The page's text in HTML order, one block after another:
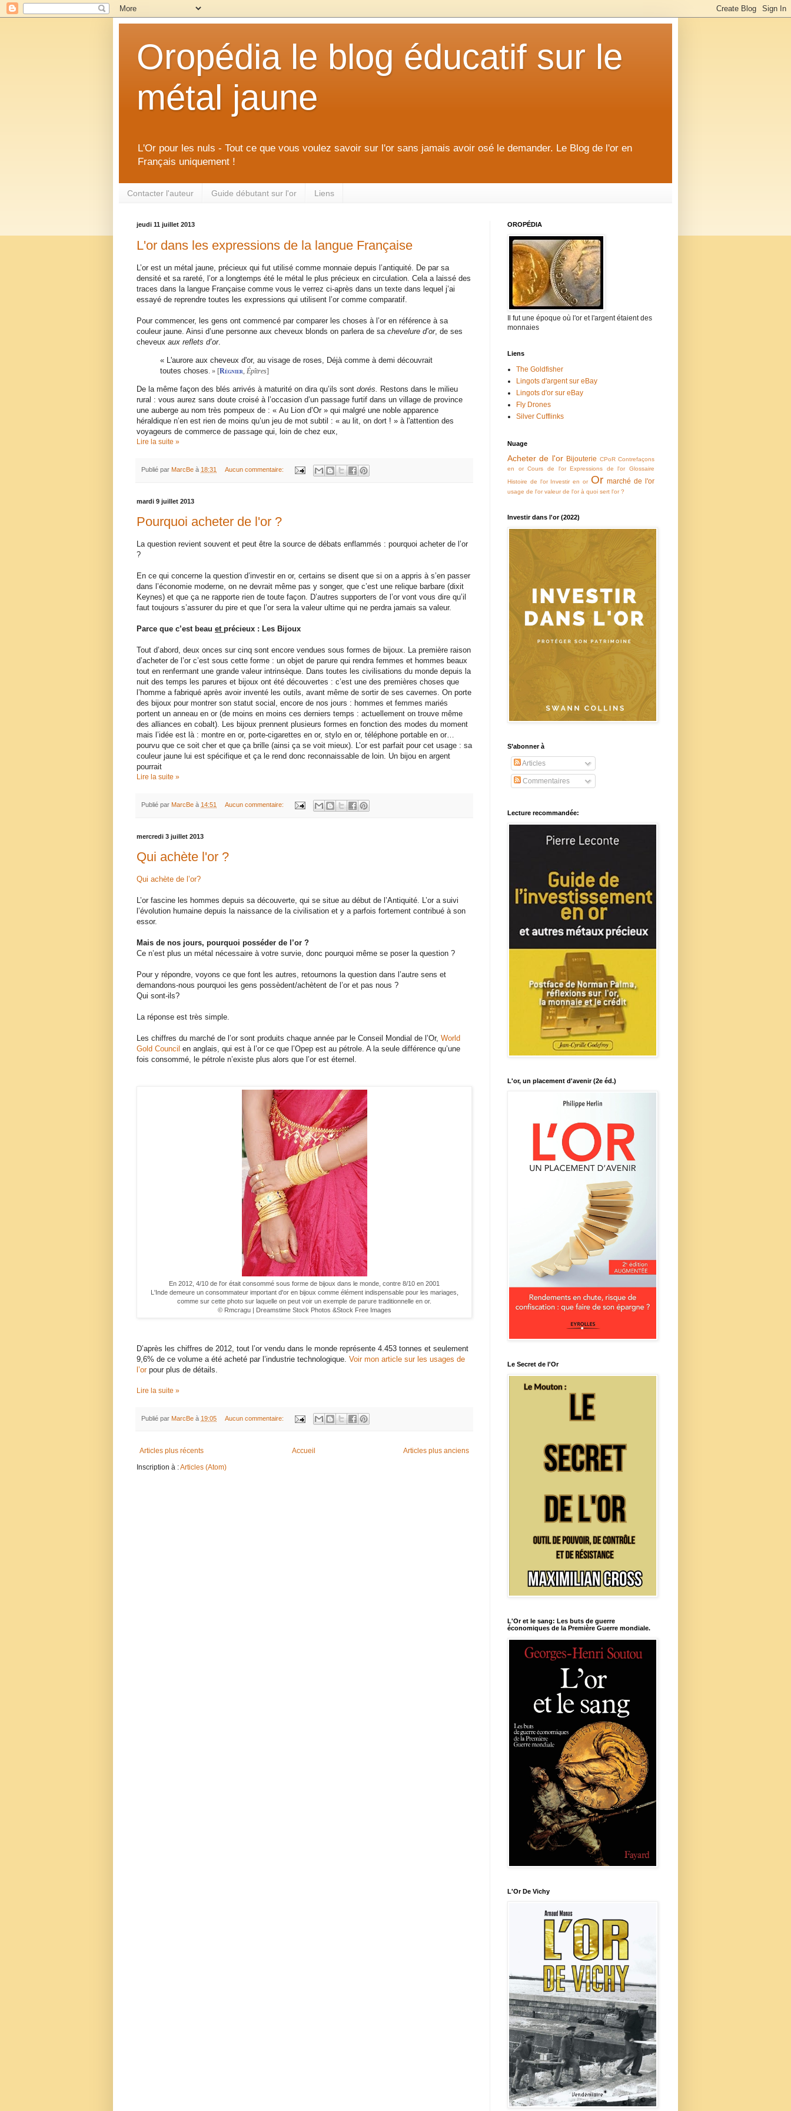
Oropédia le blog éducatif sur le
métal jaune
L'Or pour les nuls - Tout ce que vous voulez savoir sur l'or sans jamais avoir osé le demander. Le Blog de l'or en
Français uniquement !
Contacter l'auteur Guide débutant sur l'or Liens
jeudi 11 juillet 2013
L'or dans les expressions de la langue Française
L’or est un métal jaune, précieux qui fut utilisé comme monnaie depuis l’antiquité. De par sa
densité et sa rareté, l’or a longtemps été le métal le plus précieux en circulation. Cela a laissé des
traces dans la langue Française comme vous le verrez ci-après dans un texte dans lequel j’ai
essayé de reprendre toutes les expressions qui utilisent l’or comme comparatif.
Pour commencer, les gens ont commencé par comparer les choses à l’or en référence à sa
couleur jaune. Ainsi d’une personne aux cheveux blonds on parlera de sa chevelure d’or, de ses
cheveux aux reflets d’or.
« L'aurore aux cheveux d'or, au visage de roses, Déjà comme à demi découvrait
toutes choses. » [Régnier, Épîtres]
De la même façon des blés arrivés à maturité on dira qu’ils sont dorés. Restons dans le milieu
rural : vous aurez sans doute croisé à l’occasion d’un passage furtif dans un village de province
une auberge au nom très pompeux de : « Au Lion d’Or » qui malgré une noble apparence
héraldique n’en est rien de moins qu’un jeu de mot subtil : « au lit, on dort ! » à l'attention des
voyageurs de commerce de passage qui, loin de chez eux,
Lire la suite »
Publié par MarcBe à 18:31 Aucun commentaire:
mardi 9 juillet 2013
Pourquoi acheter de l'or ?
La question revient souvent et peut être la source de débats enflammés : pourquoi acheter de l’or
?
En ce qui concerne la question d’investir en or, certains se disent que si on a appris à s’en passer
dans l’économie moderne, on ne devrait même pas y songer, que c’est une relique barbare (dixit
Keynes) et que ça ne rapporte rien de toute façon. D’autres supporters de l’or vont vous dire qu’il
faut toujours s’assurer du pire et que l’or sera la valeur ultime qui ne perdra jamais sa valeur.
Parce que c’est beau et précieux : Les Bijoux
Tout d’abord, deux onces sur cinq sont encore vendues sous formes de bijoux. La première raison
d’acheter de l’or c’est sous cette forme : un objet de parure qui rendra femmes et hommes beaux
tout en renfermant une grande valeur intrinsèque. Dans toutes les civilisations du monde depuis la
nuit des temps les parures et bijoux ont été découvertes : c’est une des premières choses que
l’homme a fabriqué après avoir inventé les outils, avant même de sortir de ses cavernes. On porte
des bijoux pour montrer son statut social, encore de nos jours : hommes et femmes mariés
portent un anneau en or (de moins en moins ces derniers temps : actuellement on trouve même
des alliances en cobalt). Les bijoux prennent plusieurs formes en fonction des modes du moment
mais l’idée est là : montre en or, porte-cigarettes en or, stylo en or, téléphone portable en or…
pourvu que ce soit cher et que ça brille (ainsi ça se voit mieux). L’or est parfait pour cet usage : sa
couleur jaune lui est spécifique et ça le rend donc reconnaissable de loin. Un bijou en argent
pourrait
Lire la suite »
Publié par MarcBe à 14:51 Aucun commentaire:
mercredi 3 juillet 2013
Qui achète l'or ?
Qui achète de l’or?
L’or fascine les hommes depuis sa découverte, qui se situe au début de l’Antiquité. L’or a suivi
l’évolution humaine depuis la naissance de la civilisation et y a parfois fortement contribué à son
essor.
Mais de nos jours, pourquoi posséder de l’or ?
Ce n’est plus un métal nécessaire à votre survie, donc pourquoi même se poser la question ?
Pour y répondre, voyons ce que font les autres, retournons la question dans l’autre sens et
demandons-nous pourquoi les gens possèdent/achètent de l’or et pas nous ?
Qui sont-ils?
La réponse est très simple.
Les chiffres du marché de l’or sont produits chaque année par le Conseil Mondial de l’Or, World
Gold Council en anglais, qui est à l’or ce que l’Opep est au pétrole. A la seule différence qu’une
fois consommé, le pétrole n’existe plus alors que l’or est éternel.
En 2012, 4/10 de l'or était consommé sous forme de bijoux dans le monde, contre 8/10 en 2001
L'Inde demeure un consommateur important d'or en bijoux comme élément indispensable pour les mariages,
comme sur cette photo sur laquelle on peut voir un exemple de parure traditionnelle en or.
© Rmcragu |
Dreamstime Stock Photos &Stock Free Images
D’après les chiffres de 2012, tout l’or vendu dans le monde représente 4.453 tonnes et seulement
9,6% de ce volume a été acheté par l’industrie technologique. Voir mon article sur les usages de
l’orpour plus de détails.
Lire la suite »
Publié par MarcBe à 19:05 Aucun commentaire:
Articles plus récents Articles plus anciens
Accueil
Inscription à :Articles (Atom)
OROPÉDIA
Il fut une époque où l'or et l'argent étaient des
monnaies
Liens
The Goldfisher
Lingots d'argent sur eBay
Lingots d'or sur eBay
Fly Drones
Silver Cufflinks
Nuage
Acheter de l'or Bijouterie CPoR Contrefaçons
en or
Cours de l'or Expressions de l'or
Glossaire
Histoire de l'or Investir en or Or marché de l'or
usage de l'or valeur de l'or à quoi sert l'or ?
Investir dans l'or (2022)
S’abonner à
Articles
Commentaires
Lecture recommandée:
L'or, un placement d'avenir (2e éd.)
Le Secret de l'Or
L'Or et le sang: Les buts de guerre
économiques de la Première Guerre mondiale.
L'Or De Vichy